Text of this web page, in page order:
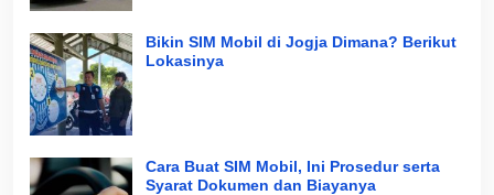
Bikin SIM Mobil di Jogja Dimana? Berikut
Lokasinya
Cara Buat SIM Mobil, Ini Prosedur serta
Syarat Dokumen dan Biayanya